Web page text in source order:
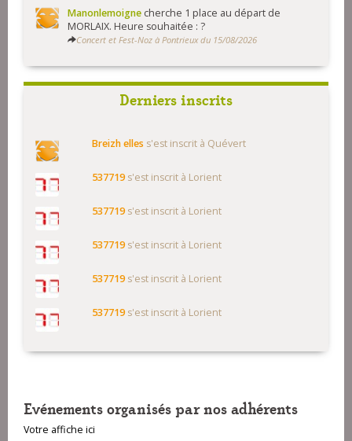
Manonlemoignecherche 1 place au départ de
MORLAIX. Heure souhaitée : ?
Concert et Fest-Noz à Pontrieux du 15/08/2026
Derniers inscrits
Breizh elles s'est inscrit à Quévert
537719s'est inscrit à Lorient
537719s'est inscrit à Lorient
537719s'est inscrit à Lorient
537719s'est inscrit à Lorient
537719s'est inscrit à Lorient
Evénements organisés par nos adhérents
Votre affiche ici